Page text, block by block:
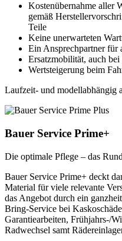
Kostenübernahme aller
gemäß
Teile
Keine unerwarteten
Ein Ansprechpartner für
Ersatzmobilität, auch
Wertsteigerung beim
Laufzeit- und modellabhängig
Bauer Service Prime+
Die optimale Pflege – das
Bauer Service Prime+ deckt
Material für viele relevante
das Angebot durch ein
Bring-Service bei
Garantiearbeiten, Frühjahrs-/
Radwechsel samt